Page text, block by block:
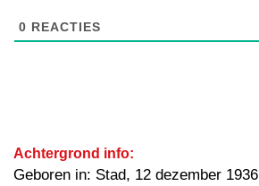
0 REACTIES
Achtergrond info:
Geboren in: Stad, 12 dezember 1936